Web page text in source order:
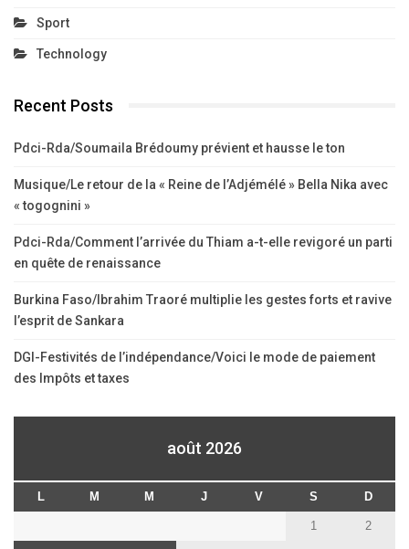
Sport
Technology
Recent Posts
Pdci-Rda/Soumaila Brédoumy prévient et hausse le ton
Musique/Le retour de la « Reine de l’Adjémélé » Bella Nika avec
« togognini »
Pdci-Rda/Comment l’arrivée du Thiam a-t-elle revigoré un parti
en quête de renaissance
Burkina Faso/Ibrahim Traoré multiplie les gestes forts et ravive
l’esprit de Sankara
DGI-Festivités de l’indépendance/Voici le mode de paiement
des Impôts et taxes
août 2026
L M M J V S D
1 2